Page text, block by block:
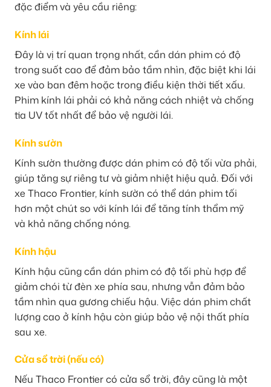
đặc điểm và yêu cầu riêng:
Kính lái
Đây là vị trí quan trọng nhất, cần dán phim có độ
trong suốt cao để đảm bảo tầm nhìn, đặc biệt khi lái
xe vào ban đêm hoặc trong điều kiện thời tiết xấu.
Phim kính lái phải có khả năng cách nhiệt và chống
tia UV tốt nhất để bảo vệ người lái.
Kính sườn
Kính sườn thường được dán phim có độ tối vừa phải,
giúp tăng sự riêng tư và giảm nhiệt hiệu quả. Đối với
xe Thaco Frontier, kính sườn có thể dán phim tối
hơn một chút so với kính lái để tăng tính thẩm mỹ
và khả năng chống nóng.
Kính hậu
Kính hậu cũng cần dán phim có độ tối phù hợp để
giảm chói từ đèn xe phía sau, nhưng vẫn đảm bảo
tầm nhìn qua gương chiếu hậu. Việc dán phim chất
lượng cao ở kính hậu còn giúp bảo vệ nội thất phía
sau xe.
Cửa sổ trời (nếu có)
Nếu Thaco Frontier có cửa sổ trời, đây cũng là một